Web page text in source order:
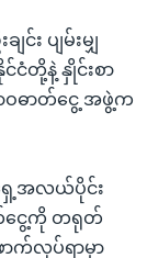
း ပျမ်းမျှ
ငံတို့နဲ့ နှိုင်းစာ
ဝဓာတ်ငွေ့ အဖွဲ့က
ေ့အလယ်ပိုင်း
ငွေ့ကို တရုတ်
က်လုပ်ရာမှာ